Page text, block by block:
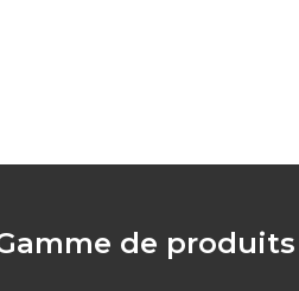
de produits